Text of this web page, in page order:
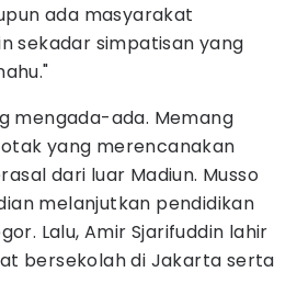
ada masyarakat
sekadar simpatisan yang
mengada-ada. Memang
yang merencanakan
dari luar Madiun. Musso
melanjutkan pendidikan
Lalu, Amir Sjarifuddin lahir
bersekolah di Jakarta serta